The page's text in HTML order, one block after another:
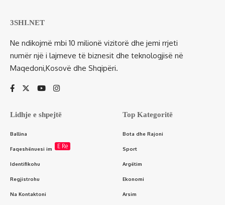
3SHI.NET
Ne ndikojmë mbi 10 milionë vizitorë dhe jemi rrjeti
numër një i lajmeve të biznesit dhe teknologjisë në
Maqedoni,Kosovë dhe Shqipëri.
Lidhje e shpejtë
Ballina
Faqeshënuesi im E Re
Identifikohu
Regjistrohu
Na Kontaktoni
Top Kategoritë
Bota dhe Rajoni
Sport
Argëtim
Ekonomi
Arsim